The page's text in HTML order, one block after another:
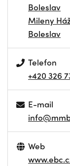
Boleslav
Mileny
Boleslav
Telefon
+420 326
E-mail
Web